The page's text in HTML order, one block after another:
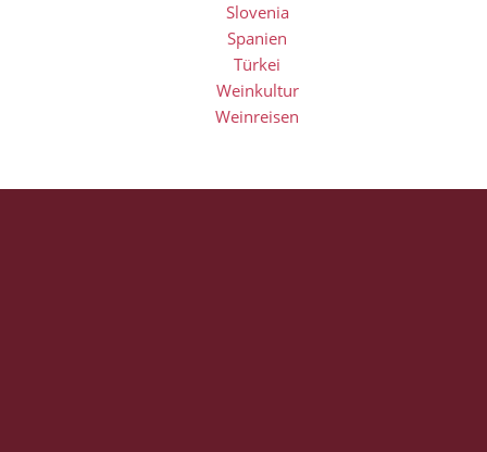
Slovenia
Spanien
Türkei
Weinkultur
Weinreisen